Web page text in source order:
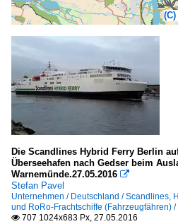
Die Scandlines Hybrid Ferry Berlin
Überseehafen nach Gedser beim
Warnemünde.27.05.2016 
Stefan Pavel
Unternehmen / Deutschland / Scandlines,
und RoRo-Frachtschiffe (Fahrzeugfähren) /
 707 1024x683 Px, 27.05.2016